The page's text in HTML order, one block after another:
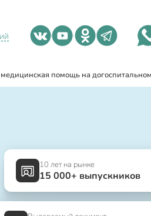
помощь на
10 лет на рынке
15 000+ выпускников